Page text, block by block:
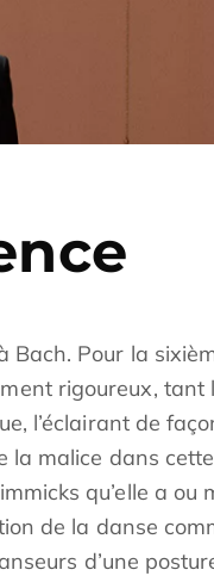
Pour la
rigoureux, tant
l’éclairant de
malice dans
qu’elle a ou
de la danse
d’une